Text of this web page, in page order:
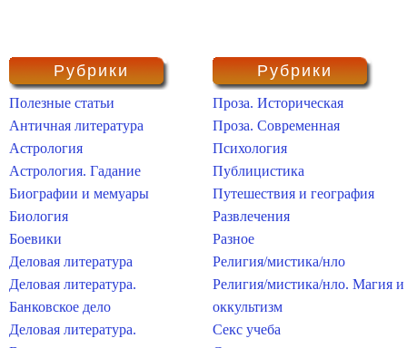
Рубрики
Полезные статьи
Античная литература
Астрология
Астрология. Гадание
Биографии и мемуары
Биология
Боевики
Деловая литература
Деловая литература.
Банковское дело
Деловая литература.
Рубрики
Проза. Историческая
Проза. Современная
Психология
Публицистика
Путешествия и география
Развлечения
Разное
Религия/мистика/нло
Религия/мистика/нло. Магия и
оккультизм
Секс учеба